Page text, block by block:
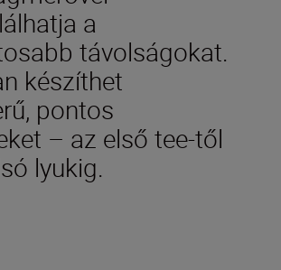
a
távolságokat.
készíthet
pontos
– az első tee-től
lyukig.